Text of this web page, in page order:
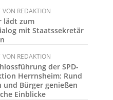
VON REDAKTION
lädt zum
mit Staatssekretär
VON REDAKTION
der SPD-
Herrnsheim: Rund
und Bürger genießen
Einblicke